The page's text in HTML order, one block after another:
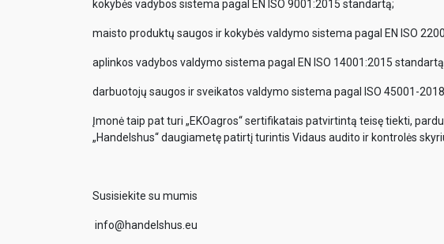
kokybės vadybos sistema pagal EN ISO 9001:2015 standartą;
maisto produktų saugos ir kokybės valdymo sistema pagal EN ISO
aplinkos vadybos valdymo sistema pagal EN ISO 14001:2015
darbuotojų saugos ir sveikatos valdymo sistema pagal ISO 45001-
Įmonė taip pat turi „EKOagros“ sertifikatais patvirtintą teisę tiekti,
„Handelshus“ daugiametę patirtį turintis Vidaus audito ir kontrolės
Susisiekite su mumis
info@handelshus.eu